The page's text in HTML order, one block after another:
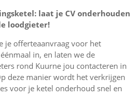
laat je CV onderhouden
loodgieter!
je offerteaanvraag voor het
in, en laten we de
rond Kuurne jou contacteren in
deze manier wordt het verkrijgen
voor je ketel onderhoud snel en